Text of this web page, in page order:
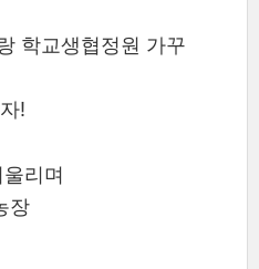
학교생협정원 가꾸
!
리며
장